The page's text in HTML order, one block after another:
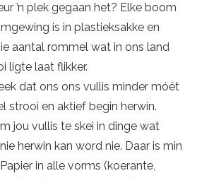
’n plek gegaan het? Elke boom
is in plastieksakke en
aantal rommel wat in ons land
ligte laat flikker.
dat ons ons vullis minder móét
strooi en aktief begin herwin.
jou vullis te skei in dinge wat
herwin kan word nie. Daar is min
in alle vorms (koerante,